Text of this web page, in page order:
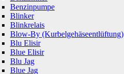
Benzinpumpe
Blinker
Blinkrelais
Blow-By (Kurbelgehäseentlüftung)
Blu Elisir
Blue Elisir
Blu Jag
Blue Jag